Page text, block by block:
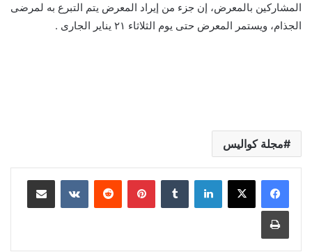
المشاركين بالمعرض، إن جزء من إيراد المعرض يتم التبرع به لمرضى
الجذام، ويستمر المعرض حتى يوم الثلاثاء ٢١ يناير الجارى .
مجلة كواليس
لينكدإن بينتيريست مشاركة عبر البريد
طباعة